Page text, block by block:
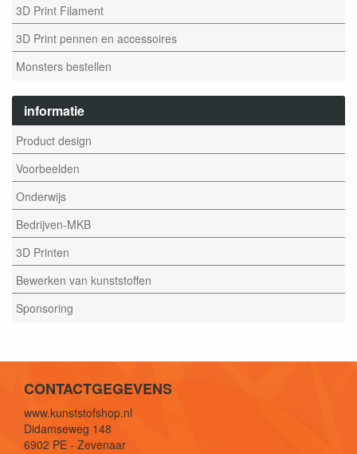
3D Print Filament
3D Print pennen en accessoires
Monsters bestellen
informatie
Product design
Voorbeelden
Onderwijs
Bedrijven-MKB
3D Printen
Bewerken van kunststoffen
Sponsoring
CONTACTGEGEVENS
www.kunststofshop.nl
Didamseweg 148
6902 PE - Zevenaar